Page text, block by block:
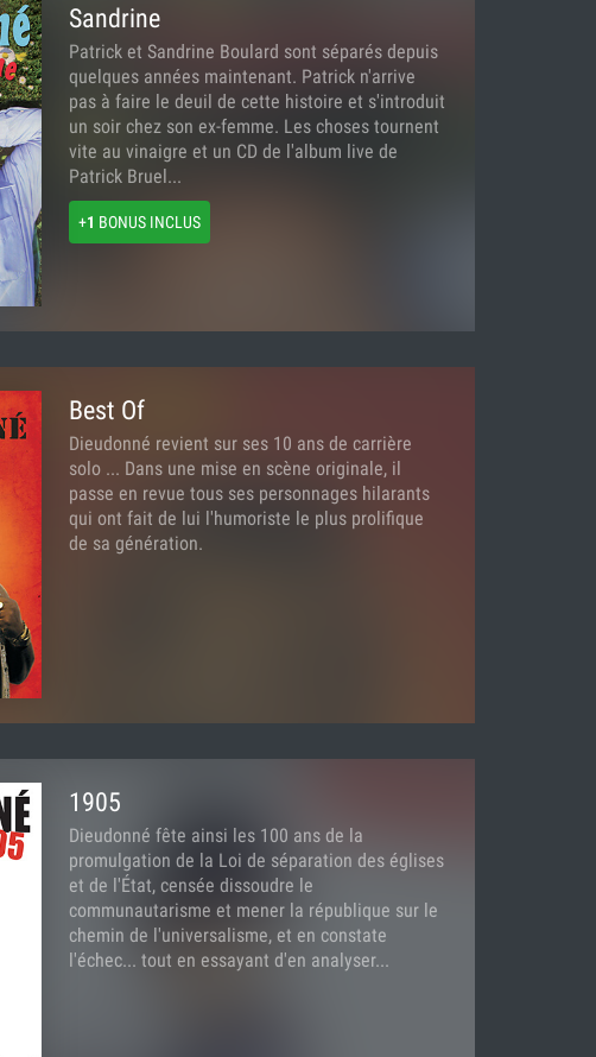
Sandrine
Patrick et Sandrine Boulard sont séparés depuis
quelques années maintenant. Patrick n'arrive
pas à faire le deuil de cette histoire et s'introduit
un soir chez son ex-femme. Les choses tournent
vite au vinaigre et un CD de l'album live de
Patrick Bruel...
+1 BONUS INCLUS
Best Of
Dieudonné revient sur ses 10 ans de carrière
solo ... Dans une mise en scène originale, il
passe en revue tous ses personnages hilarants
qui ont fait de lui l'humoriste le plus prolifique
de sa génération.
1905
Dieudonné fête ainsi les 100 ans de la
promulgation de la Loi de séparation des églises
et de l'État, censée dissoudre le
communautarisme et mener la république sur le
chemin de l'universalisme, et en constate
l'échec... tout en essayant d'en analyser...